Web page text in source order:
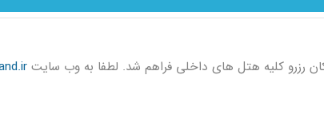
رزرو کلیه هتل های داخلی فراهم شد. لطفا به وب سایت